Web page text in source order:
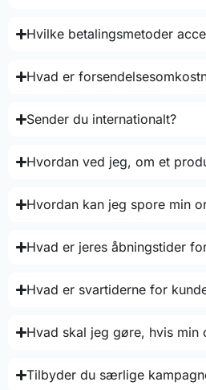
Hvilke betalingsmetoder
Hvad er
Sender du internationalt?
Hvordan ved jeg, om et
Hvordan kan jeg spore min
Hvad er jeres åbningstider
Hvad er svartiderne for
Hvad skal jeg gøre, hvis min
Tilbyder du særlige